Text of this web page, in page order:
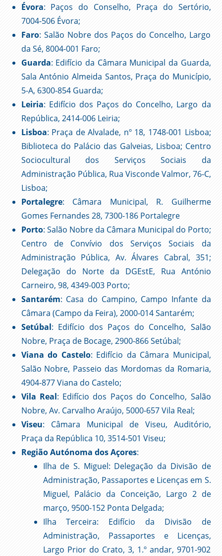
Évora: Paços do Conselho, Praça do Sertório,
7004-506 Évora;
Faro: Salão Nobre dos Paços do Concelho, Largo
da Sé, 8004-001 Faro;
Guarda: Edifício da Câmara Municipal da Guarda,
Sala António Almeida Santos, Praça do Município,
5-A, 6300-854 Guarda;
Leiria: Edifício dos Paços do Concelho, Largo da
República, 2414-006 Leiria;
Lisboa: Praça de Alvalade, nº 18, 1748-001 Lisboa;
Biblioteca do Palácio das Galveias, Lisboa; Centro
Sociocultural dos Serviços Sociais da
Administração Pública, Rua Visconde Valmor, 76-C,
Lisboa;
Portalegre: Câmara Municipal, R. Guilherme
Gomes Fernandes 28, 7300-186 Portalegre
Porto: Salão Nobre da Câmara Municipal do Porto;
Centro de Convívio dos Serviços Sociais da
Administração Pública, Av. Álvares Cabral, 351;
Delegação do Norte da DGEstE, Rua António
Carneiro, 98, 4349-003 Porto;
Santarém: Casa do Campino, Campo Infante da
Câmara (Campo da Feira), 2000-014 Santarém;
Setúbal: Edifício dos Paços do Concelho, Salão
Nobre, Praça de Bocage, 2900-866 Setúbal;
Viana do Castelo: Edifício da Câmara Municipal,
Salão Nobre, Passeio das Mordomas da Romaria,
4904-877 Viana do Castelo;
Vila Real: Edifício dos Paços do Concelho, Salão
Nobre, Av. Carvalho Araújo, 5000-657 Vila Real;
Viseu: Câmara Municipal de Viseu, Auditório,
Praça da República 10, 3514-501 Viseu;
Região Autónoma dos Açores:
Ilha de S. Miguel: Delegação da Divisão de
Administração, Passaportes e Licenças em S.
Miguel, Palácio da Conceição, Largo 2 de
março, 9500-152 Ponta Delgada;
Ilha Terceira: Edifício da Divisão de
Administração, Passaportes e Licenças,
Largo Prior do Crato, 3, 1.º andar, 9701-902